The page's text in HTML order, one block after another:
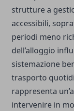
strutture a
accessibili,
periodi meno
dell’alloggio
sistemazione
trasporto
rappresenta
intervenire in